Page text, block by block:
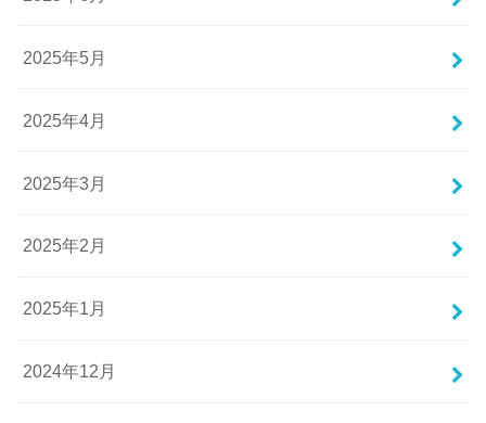
2025年5月
2025年4月
2025年3月
2025年2月
2025年1月
2024年12月